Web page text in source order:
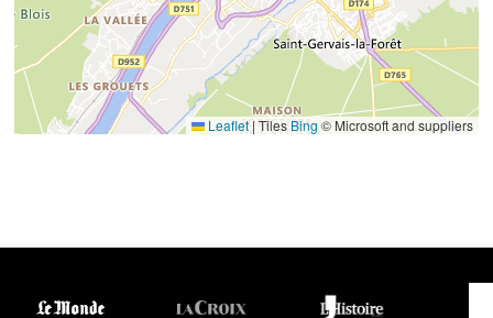
Leaflet|TilesBing © Microsoft and suppliers